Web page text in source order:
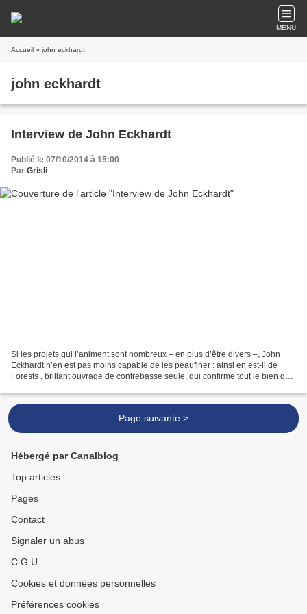
MENU
Accueil » john eckhardt
john eckhardt
Interview de John Eckhardt
Publié le 07/10/2014 à 15:00
Par Grisli
Si les projets qui l’animent sont nombreux – en plus d’être divers –, John
Eckhardt n’en est pas moins capable de les peaufiner : ainsi en est-il de
Forests , brillant ouvrage de contrebasse seule, qui confirme tout le bien que
Page suivante >
Hébergé par Canalblog
Top articles
Pages
Contact
Signaler un abus
C.G.U.
Cookies et données personnelles
Préférences cookies